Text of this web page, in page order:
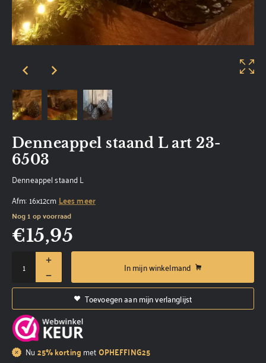
Denneappel staand L art 23-
6503
Denneappel staand L
Afm: 16x12cm Lees meer
Nog 1 op voorraad
€15,95
In mijn winkelmand
Toevoegen aan mijn verlanglijst
Nu 25% korting metOPHEFFING25